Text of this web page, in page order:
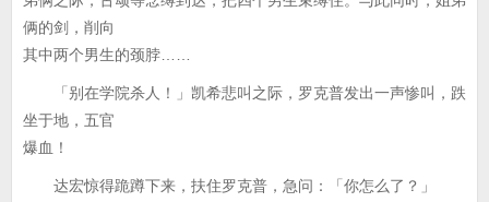
俩的剑，削向
其中两个男生的颈脖……
「别在学院杀人！」凯希悲叫之际，罗克普发出一声惨叫，跌
坐于地，五官
爆血！
达宏惊得跪蹲下来，扶住罗克普，急问：「你怎么了？」